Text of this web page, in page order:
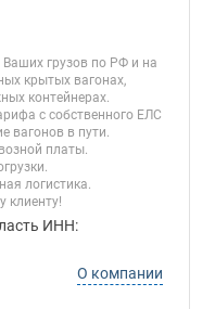
грузов по РФ и на
крытых вагонах,
контейнерах.
с собственного ЕЛС
вагонов в пути.
платы.
логистика.
клиенту!
ИНН:
О компании